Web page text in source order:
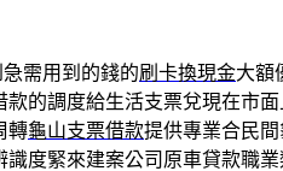
需用到的錢的刷卡換現金大額
款的調度給生活支票兌現在市
轉龜山支票借款提供專業合民
識度緊來建案公司原車貸款職業